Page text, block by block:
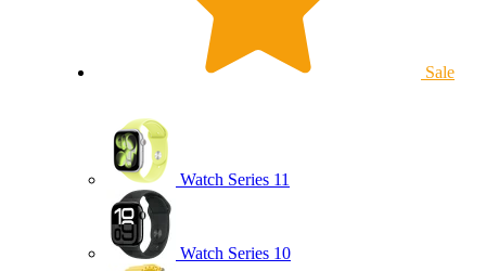
Sale
Watch Series 11
Watch Series 10